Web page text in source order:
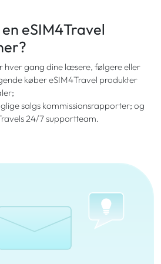
eSIM4Travel
hver gang dine læsere, følgere eller
køber eSIM4Travel produkter
salgs kommissionsrapporter; og
24/7 supportteam.